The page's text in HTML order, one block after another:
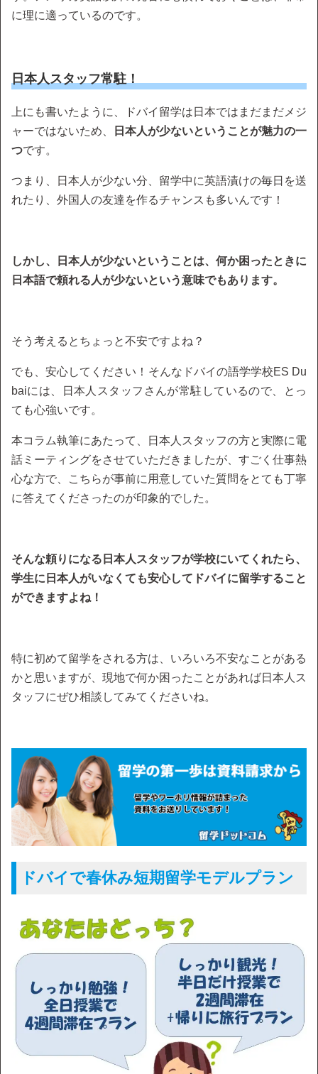
に理に適っているのです。
日本人スタッフ常駐！
上にも書いたように、ドバイ留学は日本ではまだまだメジ
ャーではないため、
日本人が少ないということが魅力の一
つです。
つまり、日本人が少ない分、留学中に英語漬けの毎日を送
れたり、外国人の友達を作るチャンスも多いんです！
しかし、日本人が少ないということは、何か困ったときに
日本語で頼れる人が少ないという意味でもあります。
そう考えるとちょっと不安ですよね？
でも、安心してください！そんなドバイの語学学校ES Du
baiには、日本人スタッフさんが常駐しているので、とっ
ても心強いです。
本コラム執筆にあたって、日本人スタッフの方と実際に電
話ミーティングをさせていただきましたが、すごく仕事熱
心な方で、こちらが事前に用意していた質問をとても丁寧
に答えてくださったのが印象的でした。
そんな頼りになる日本人スタッフが学校にいてくれたら、
学生に日本人がいなくても安心してドバイに留学すること
ができますよね！
特に初めて留学をされる方は、いろいろ不安なことがある
かと思いますが、現地で何か困ったことがあれば日本人ス
タッフにぜひ相談してみてくださいね。
ドバイで春休み短期留学モデルプラン